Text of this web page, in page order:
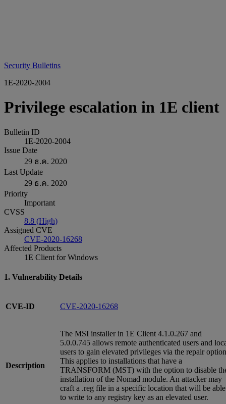
Security Bulletins
1E-2020-2004
Privilege escalation in 1E client
Bulletin ID
1E-2020-2004
Issue Date
29 ธ.ค. 2020
Last Update
29 ธ.ค. 2020
Priority
Important
CVSS
8.8 (High)
Assigned CVE
CVE-2020-16268
Affected Products
1E Client for Windows
1. Vulnerability Details
CVE-ID CVE-2020-16268
Description
The MSI installer in 1E Client 4.1.0.267 and
5.0.0.745 allows remote authenticated users and
users to gain elevated privileges via the repair
This applies to installations that have a
TRANSFORM (MST) with the option to disable
installation of the Nomad module. An attacker may
craft a .reg file in a specific location that will be able
to write to any registry key as an elevated user.